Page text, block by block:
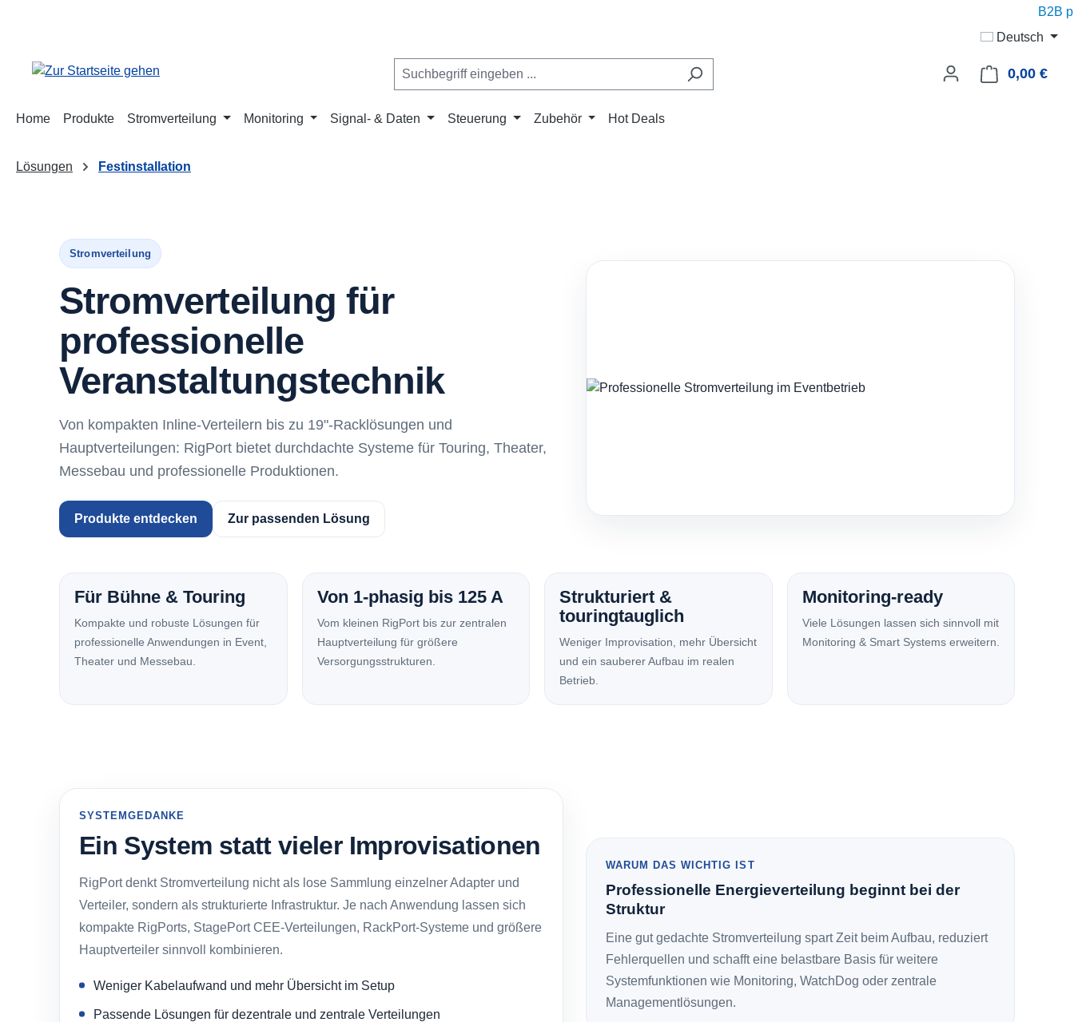
B2B
Deutsch
0,00 €
Home Produkte Stromverteilung Monitoring Signal- & Daten Steuerung Zubehör Hot Deals
Lösungen Festinstallation
Stromverteilung
Stromverteilung für
professionelle
Veranstaltungstechnik
Von kompakten Inline-Verteilern bis zu 19"-Racklösungen und
Hauptverteilungen: RigPort bietet durchdachte Systeme für Touring, Theater,
Messebau und professionelle Produktionen.
Produkte entdecken Zur passenden Lösung
Für Bühne & Touring
Kompakte und robuste Lösungen für
professionelle Anwendungen in Event,
Theater und Messebau.
Von 1-phasig bis 125 A
Vom kleinen RigPort bis zur zentralen
Hauptverteilung für größere
Versorgungsstrukturen.
Strukturiert &
touringtauglich
Weniger Improvisation, mehr Übersicht
und ein sauberer Aufbau im realen
Betrieb.
Monitoring-ready
Viele Lösungen lassen sich sinnvoll mit
Monitoring & Smart Systems erweitern.
SYSTEMGEDANKE
Ein System statt vieler Improvisationen
RigPort denkt Stromverteilung nicht als lose Sammlung einzelner Adapter und
Verteiler, sondern als strukturierte Infrastruktur. Je nach Anwendung lassen sich
kompakte RigPorts, StagePort CEE-Verteilungen, RackPort-Systeme und größere
Hauptverteiler sinnvoll kombinieren.
Weniger Kabelaufwand und mehr Übersicht im Setup
Passende Lösungen für dezentrale und zentrale Verteilungen
WARUM DAS WICHTIG IST
Professionelle Energieverteilung beginnt bei der
Struktur
Eine gut gedachte Stromverteilung spart Zeit beim Aufbau, reduziert
Fehlerquellen und schafft eine belastbare Basis für weitere
Systemfunktionen wie Monitoring, WatchDog oder zentrale
Managementlösungen.